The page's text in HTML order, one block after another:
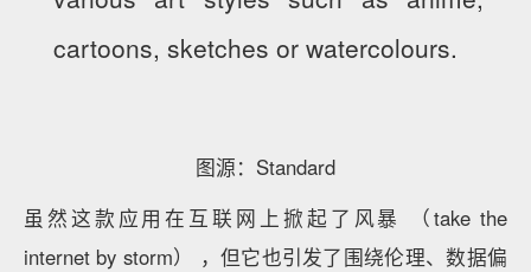
cartoons, sketches or watercolours.
图源：Standard
虽然这款应用在互联网上掀起了风暴 （take the
internet by storm） ，但它也引发了围绕伦理、数据偏